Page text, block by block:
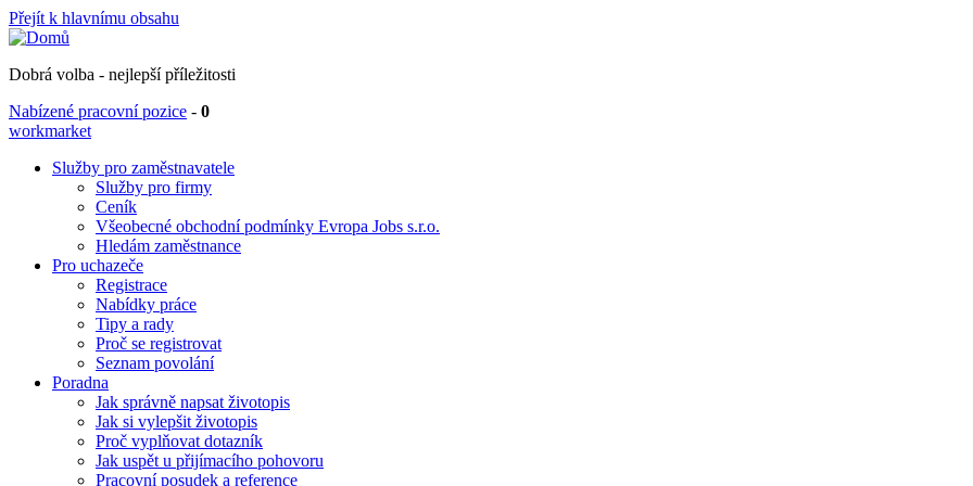
Přejít k hlavnímu obsahu
Dobrá volba - nejlepší příležitosti
Nabízené pracovní pozice - 0
workmarket
Služby pro zaměstnavatele
Služby pro firmy
Ceník
Všeobecné obchodní podmínky Evropa Jobs s.r.o.
Hledám zaměstnance
Pro uchazeče
Registrace
Nabídky práce
Tipy a rady
Proč se registrovat
Seznam povolání
Poradna
Jak správně napsat životopis
Jak si vylepšit životopis
Proč vyplňovat dotazník
Jak uspět u přijímacího pohovoru
Pracovní posudek a reference